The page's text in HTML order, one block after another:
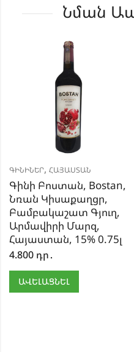
Նման
ԳԻՆԻՆԵՐ, ՀԱՅԱՍՏԱՆ
Գինի Բոստան, Bostan,
Նռան Կիսաքաղցր,
Բամբակաշատ Գյուղ,
Արմավիրի Մարզ,
Հայաստան, 15% 0.75լ
4.800 դր․
ԱՎԵԼԱՑՆԵԼ